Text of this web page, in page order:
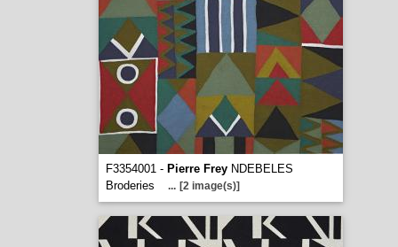
F3354001 - Pierre FreyNDEBELES
Broderies
... [2 image(s)]